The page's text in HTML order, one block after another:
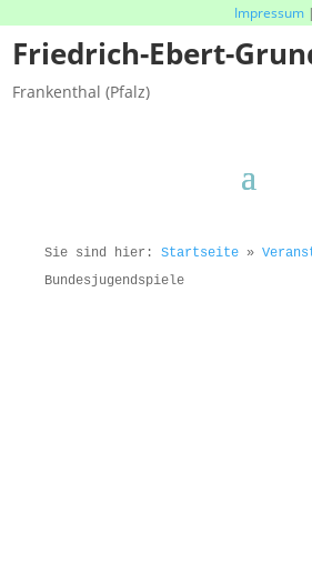
Impressum|
Friedrich-Ebert-
Frankenthal (Pfalz)
Sie sind hier: Startseite »
Bundesjugendspiele